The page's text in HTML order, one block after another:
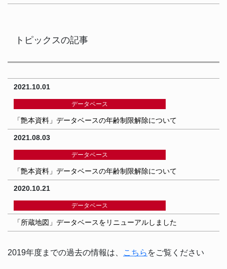
トピックスの記事
2021.10.01
データベース
「艶本資料」データベースの年齢制限解除について
2021.08.03
データベース
「艶本資料」データベースの年齢制限解除について
2020.10.21
データベース
「所蔵地図」データベースをリニューアルしました
2019年度までの過去の情報は、 こちら をご覧ください